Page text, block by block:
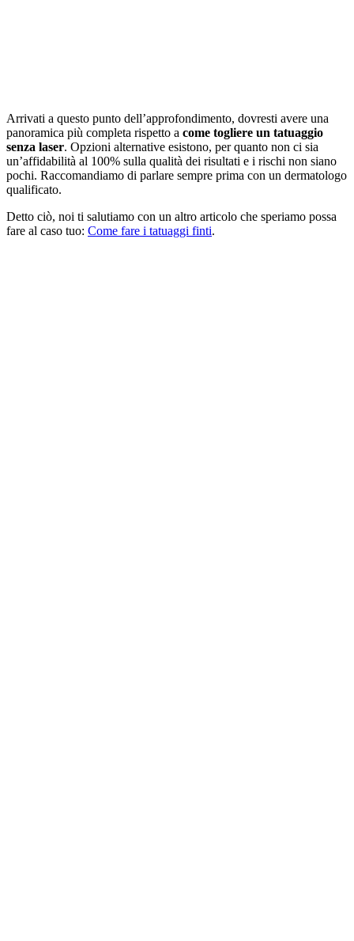
Arrivati a questo punto dell’approfondimento, dovresti avere una
panoramica più completa rispetto a come togliere un tatuaggio
senza laser. Opzioni alternative esistono, per quanto non ci sia
un’affidabilità al 100% sulla qualità dei risultati e i rischi non siano
pochi. Raccomandiamo di parlare sempre prima con un dermatologo
qualificato.
Detto ciò, noi ti salutiamo con un altro articolo che speriamo possa
fare al caso tuo: Come fare i tatuaggi finti.